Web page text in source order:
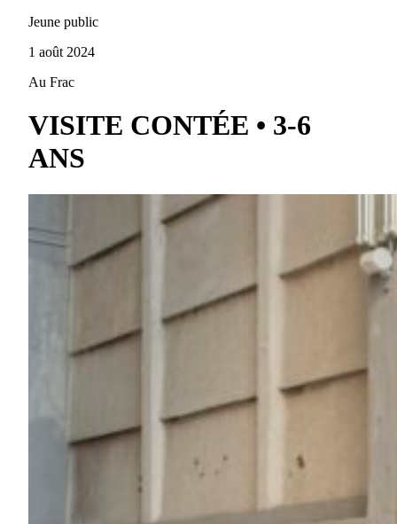
Jeune public
1 août 2024
Au Frac
VISITE CONTÉE • 3-6
ANS